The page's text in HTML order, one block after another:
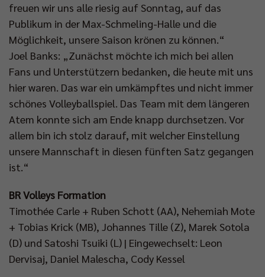
freuen wir uns alle riesig auf Sonntag, auf das
Publikum in der Max-Schmeling-Halle und die
Möglichkeit, unsere Saison krönen zu können.“
Joel Banks: „Zunächst möchte ich mich bei allen
Fans und Unterstützern bedanken, die heute mit uns
hier waren. Das war ein umkämpftes und nicht immer
schönes Volleyballspiel. Das Team mit dem längeren
Atem konnte sich am Ende knapp durchsetzen. Vor
allem bin ich stolz darauf, mit welcher Einstellung
unsere Mannschaft in diesen fünften Satz gegangen
ist.“
BR Volleys Formation
Timothée Carle + Ruben Schott (AA), Nehemiah Mote
+ Tobias Krick (MB), Johannes Tille (Z), Marek Sotola
(D) und Satoshi Tsuiki (L) | Eingewechselt: Leon
Dervisaj, Daniel Malescha, Cody Kessel